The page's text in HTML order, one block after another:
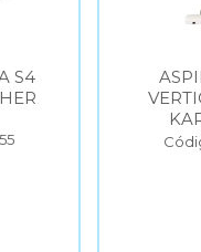
VERTICAL
Código: